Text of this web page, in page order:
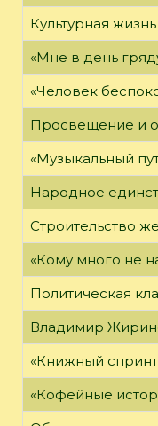
Культурная
«Мне в день
«Человек
Просвещение и
«Музыкальный
Народное
Строительство
«Кому много не
Политическая
Владимир
«Книжный
«Кофейные